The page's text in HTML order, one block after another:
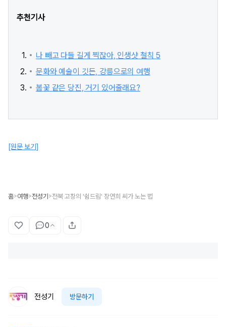
추천기사
나 빼고 다들 길게 찍잖아, 인생샷 철칙 5
문화와 예술이 깃든, 강릉으로의 여행
봄꽃 같은 당진, 거기 있어줄래요?​
[원문 보기]
홈>여행>전성기 >전북 고창의 '쉼드림' 장연희 씨가 노는 법
0
전성기 방문하기